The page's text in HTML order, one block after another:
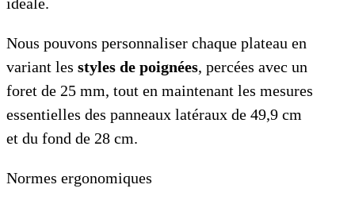
idéale.
Nous pouvons personnaliser chaque plateau en
variant les styles de poignées, percées avec un
foret de 25 mm, tout en maintenant les mesures
essentielles des panneaux latéraux de 49,9 cm
et du fond de 28 cm.
Normes ergonomiques